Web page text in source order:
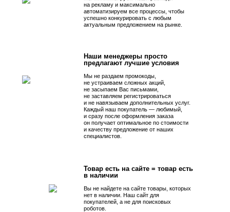
на рекламу и максимально
автоматизируем все процессы, чтобы
успешно конкурировать с любым
актуальным предложением на рынке.
Наши менеджеры просто
предлагают лучшие условия
Мы не раздаем промокоды,
не устраиваем сложных акций,
не засыпаем Вас письмами,
не заставляем регистрироваться
и не навязываем дополнительных услуг.
Каждый наш покупатель — любимый,
и сразу после оформления заказа
он получает оптимальное по стоимости
и качеству предложение от наших
специалистов.
Товар есть на сайте = товар есть
в наличии
Вы не найдете на сайте товары, которых
нет в наличии. Наш сайт для
покупателей, а не для поисковых
роботов.